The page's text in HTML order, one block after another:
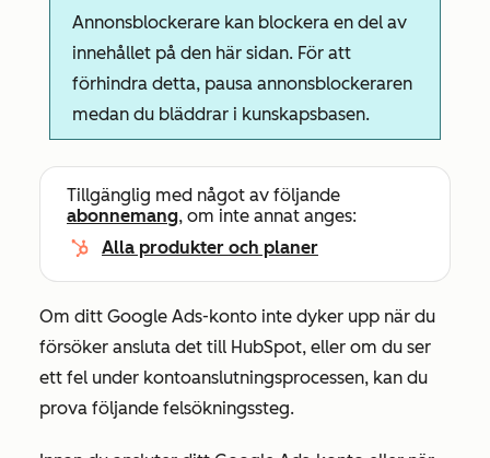
Annonsblockerare kan blockera en del av
innehållet på den här sidan. För att
förhindra detta, pausa annonsblockeraren
medan du bläddrar i kunskapsbasen.
Tillgänglig med något av följande
abonnemang, om inte annat anges:
Alla produkter och planer
Om ditt Google Ads-konto inte dyker upp när du
försöker ansluta det till HubSpot, eller om du ser
ett fel under kontoanslutningsprocessen, kan du
prova följande felsökningssteg.